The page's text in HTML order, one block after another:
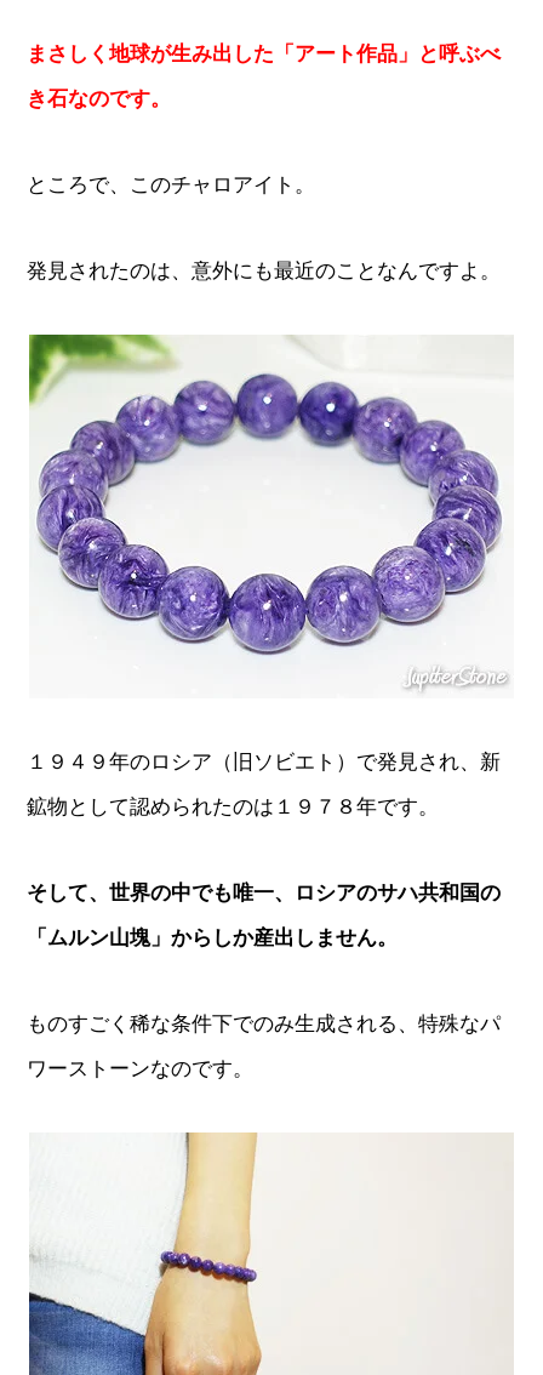
まさしく地球が生み出した「アート作品」と呼ぶべ
き石なのです。
ところで、このチャロアイト。
発見されたのは、意外にも最近のことなんですよ。
１９４９年のロシア（旧ソビエト）で発見され、新
鉱物として認められたのは１９７８年です。
そして、世界の中でも唯一、ロシアのサハ共和国の
「ムルン山塊」からしか産出しません。
ものすごく稀な条件下でのみ生成される、特殊なパ
ワーストーンなのです。